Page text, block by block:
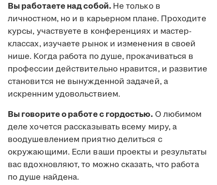
Вы работаете над собой. Не только в
личностном, но и в карьерном плане. Проходите
курсы, участвуете в конференциях и мастер-
классах, изучаете рынок и изменения в своей
нише. Когда работа по душе, прокачиваться в
профессии действительно нравится, и развитие
становится не вынужденной задачей, а
искренним удовольствием.
Вы говорите о работе с гордостью. О любимом
деле хочется рассказывать всему миру, а
воодушевлением приятно делиться с
окружающими. Если ваши проекты и результаты
вас вдохновляют, то можно сказать, что работа
по душе найдена.